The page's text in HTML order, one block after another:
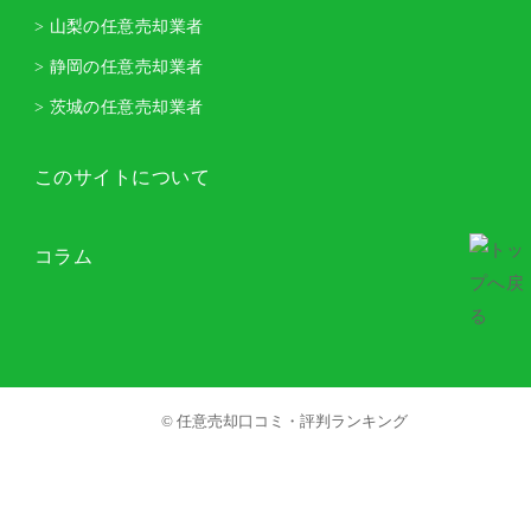
> 山梨の任意売却業者
> 静岡の任意売却業者
> 茨城の任意売却業者
このサイトについて
コラム
© 任意売却口コミ・評判ランキング